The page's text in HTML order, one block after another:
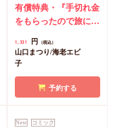
（1）【有償特典・漫
画＆SS小冊子】
有償特典・『手切れ金
をもらったので旅に出
漫画＆SS12P小冊子
ミコミ特典漫画＆SS
リーフレット
1,331 円 （税込）
山口まつり/海老エビ
子
予約する
New コミック